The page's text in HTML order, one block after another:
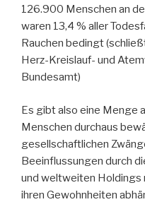
126.900 Menschen an
waren 13,4 % aller
Rauchen bedingt
Herz-Kreislauf- und
Bundesamt)
Es gibt also eine Menge
Menschen durchaus
gesellschaftlichen
Beeinflussungen durch
und weltweiten Holdings
ihren Gewohnheiten